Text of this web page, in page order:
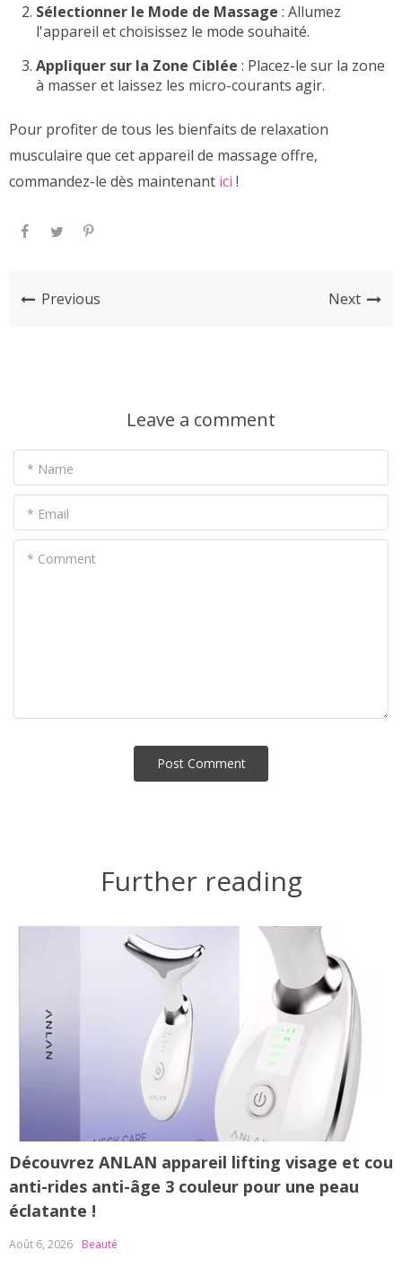
Sélectionner le Mode de Massage : Allumez
l'appareil et choisissez le mode souhaité.
Appliquer sur la Zone Ciblée : Placez-le sur la zone
à masser et laissez les micro-courants agir.
Pour profiter de tous les bienfaits de relaxation
musculaire que cet appareil de massage offre,
commandez-le dès maintenant ici !
Previous Next
Leave a comment
* Name
* Email
* Comment
Post Сomment
Further reading
Découvrez ANLAN appareil lifting visage et cou
anti-rides anti-âge 3 couleur pour une peau
éclatante !
Août 6, 2026 Beauté